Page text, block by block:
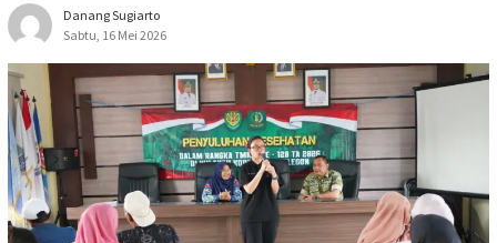
Danang Sugiarto
Sabtu, 16 Mei 2026